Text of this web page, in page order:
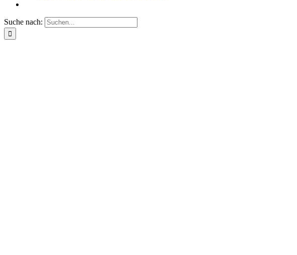
Suche nach: